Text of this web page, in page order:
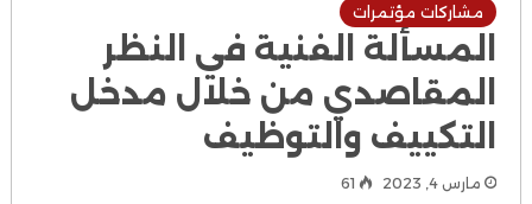
مشاركات مؤتمرات
المسألة الفنية في النظر
المقاصدي من خلال مدخل
التكييف والتوظيف
مارس 4, 2023 61